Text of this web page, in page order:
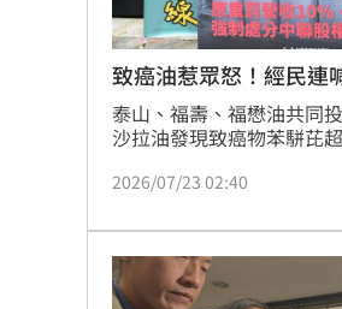
歐洲避暑天堂失守
台灣彩券開獎直播
LIVE三立+24小時
三立iNEWS新聞台
商場戰國來臨 台
台彩父親節推新刮
致癌油惹眾怒！經民連
泰山、福壽、福懋油共同
沙拉油發現致癌物苯駢芘
泰山、福壽、福懋，要求
收泰山、福壽、福懋油所
呼籲檢察官、證期局與證
壽、福懋、南僑有無涉嫌
2026/07/23 02:40